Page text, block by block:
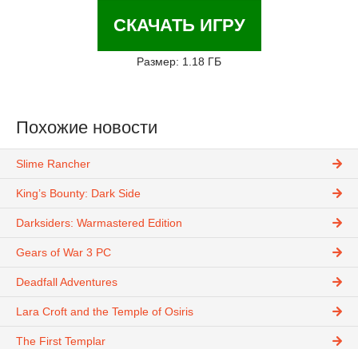
СКАЧАТЬ ИГРУ
Размер: 1.18 ГБ
Похожие новости
Slime Rancher
King’s Bounty: Dark Side
Darksiders: Warmastered Edition
Gears of War 3 PC
Deadfall Adventures
Lara Croft and the Temple of Osiris
The First Templar